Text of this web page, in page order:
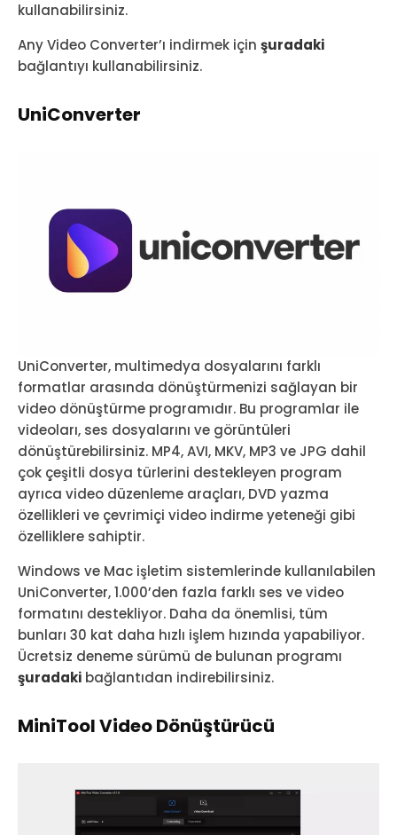
kullanabilirsiniz.
Any Video Converter’ı indirmek için şuradaki
bağlantıyı kullanabilirsiniz.
UniConverter
UniConverter, multimedya dosyalarını farklı
formatlar arasında dönüştürmenizi sağlayan bir
video dönüştürme programıdır. Bu programlar ile
videoları, ses dosyalarını ve görüntüleri
dönüştürebilirsiniz. MP4, AVI, MKV, MP3 ve JPG dahil
çok çeşitli dosya türlerini destekleyen program
ayrıca video düzenleme araçları, DVD yazma
özellikleri ve çevrimiçi video indirme yeteneği gibi
özelliklere sahiptir.
Windows ve Mac işletim sistemlerinde kullanılabilen
UniConverter, 1.000’den fazla farklı ses ve video
formatını destekliyor. Daha da önemlisi, tüm
bunları 30 kat daha hızlı işlem hızında yapabiliyor.
Ücretsiz deneme sürümü de bulunan programı
şuradaki bağlantıdan indirebilirsiniz.
MiniTool Video Dönüştürücü